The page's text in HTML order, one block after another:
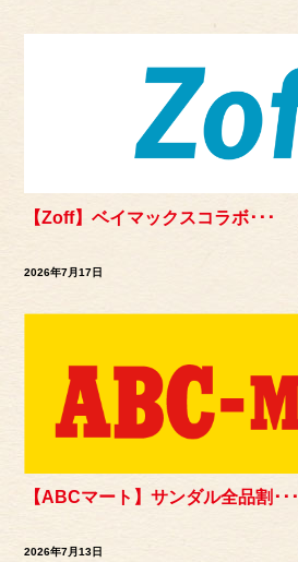
【Zoff】ベイマックスコラボ･･･
2026年7月17日
【ABCマート】サンダル全品割･･･
2026年7月13日